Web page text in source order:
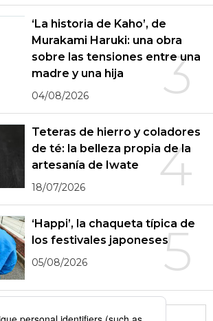
3
‘La historia de Kaho’, de
Murakami Haruki: una obra
sobre las tensiones entre una
madre y una hija
04/08/2026
4
Teteras de hierro y coladores
de té: la belleza propia de la
artesanía de Iwate
18/07/2026
5
‘Happi’, la chaqueta típica de
los festivales japoneses
05/08/2026